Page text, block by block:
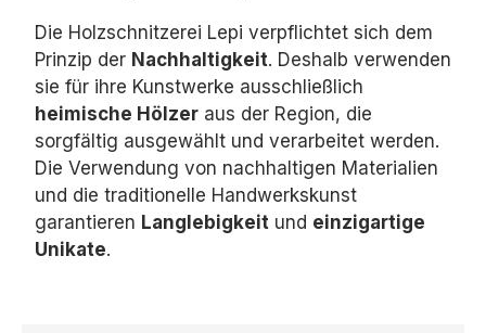
Die Holzschnitzerei Lepi verpflichtet sich dem
Prinzip der Nachhaltigkeit. Deshalb verwenden
sie für ihre Kunstwerke ausschließlich
heimische Hölzer aus der Region, die
sorgfältig ausgewählt und verarbeitet werden.
Die Verwendung von nachhaltigen Materialien
und die traditionelle Handwerkskunst
garantieren Langlebigkeit und einzigartige
Unikate.